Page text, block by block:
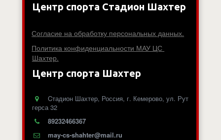
Центр спорта Стадион Шахтер
Согласие на обработку персональных данных.
Политика конфиденциальности МАУ ЦС
Шахтер.
Центр спорта Шахтер
Cтадион Шахтер, Россия, г. Кемерово, ул. Рут
герса 32
89232466367
may-cs-shahter@mail.ru